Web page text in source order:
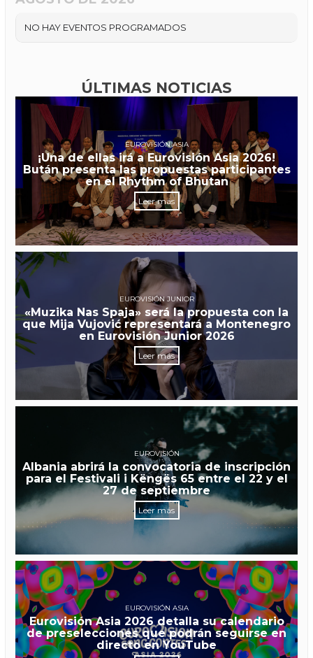
NO HAY EVENTOS PROGRAMADOS
ÚLTIMAS NOTICIAS
EUROVISIÓN ASIA
¡Una de ellas irá a Eurovisión Asia 2026!
Bután presenta las propuestas participantes
en el Rhythm of Bhutan
Leer más
EUROVISIÓN JUNIOR
«Muzika Nas Spaja» será la propuesta con la
que Mija Vujović representará a Montenegro
en Eurovisión Junior 2026
Leer más
EUROVISIÓN
Albania abrirá la convocatoria de inscripción
para el Festivali i Këngës 65 entre el 22 y el
27 de septiembre
Leer más
EUROVISIÓN ASIA
Eurovisión Asia 2026 detalla su calendario
de preselecciones que podrán seguirse en
directo en YouTube